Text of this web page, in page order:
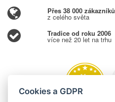
Přes 38 000 zákazníků
z celého světa
Tradice od roku 2006
více než 20 let na trhu
Cookies a GDPR